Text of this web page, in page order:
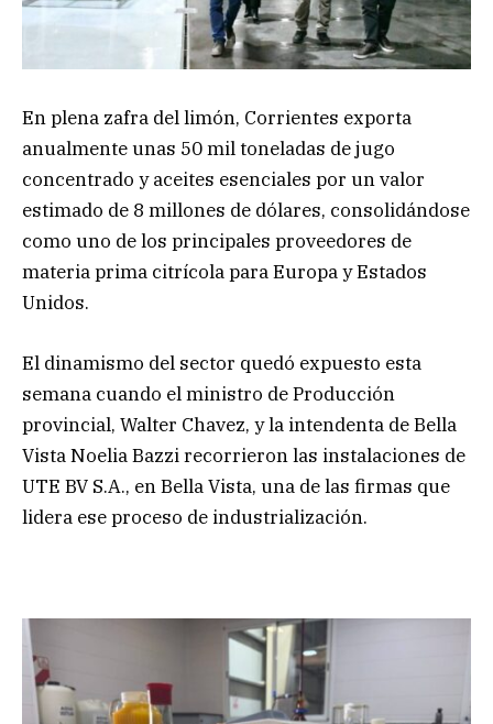
En plena zafra del limón, Corrientes exporta
anualmente unas 50 mil toneladas de jugo
concentrado y aceites esenciales por un valor
estimado de 8 millones de dólares, consolidándose
como uno de los principales proveedores de
materia prima citrícola para Europa y Estados
Unidos.
El dinamismo del sector quedó expuesto esta
semana cuando el ministro de Producción
provincial, Walter Chavez, y la intendenta de Bella
Vista Noelia Bazzi recorrieron las instalaciones de
UTE BV S.A., en Bella Vista, una de las firmas que
lidera ese proceso de industrialización.